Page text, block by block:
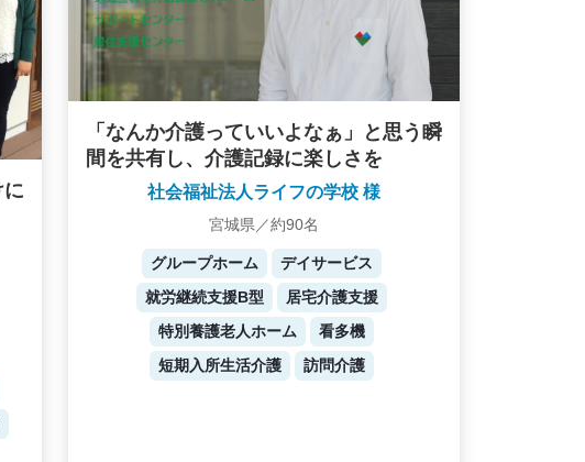
「なんか介護っていいよなぁ」と思う瞬
間を共有し、介護記録に楽しさを
社会福祉法人ライフの学校 様
宮城県／約90名
グループホーム
デイサービス
就労継続支援B型
居宅介護支援
特別養護老人ホーム
看多機
短期入所生活介護
訪問介護